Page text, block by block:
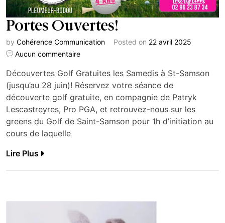
Portes Ouvertes!
by Cohérence Communication Posted on 22 avril 2025
Aucun commentaire
Découvertes Golf Gratuites les Samedis à St-Samson
(jusqu’au 28 juin)! Réservez votre séance de
découverte golf gratuite, en compagnie de Patryk
Lescastreyres, Pro PGA, et retrouvez-nous sur les
greens du Golf de Saint-Samson pour 1h d’initiation au
cours de laquelle
Lire Plus